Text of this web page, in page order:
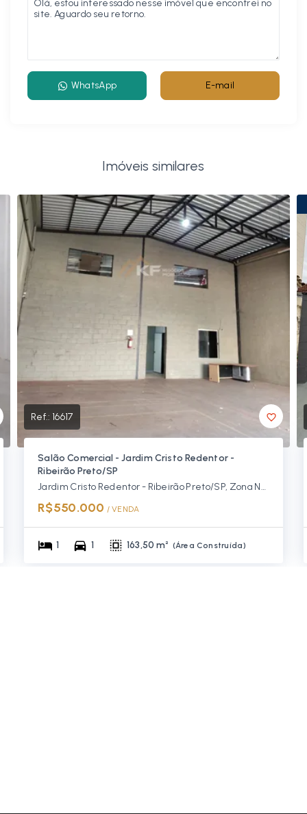
WhatsApp E-mail
Imóveis similares
Ref.: 16617
Salão Comercial - Jardim Cristo Redentor -
Ribeirão Preto/SP
Jardim Cristo Redentor - Ribeirão Preto/SP, Zona Norte
R$550.000 / VENDA
1 1 163,50 m² (Área Construída)